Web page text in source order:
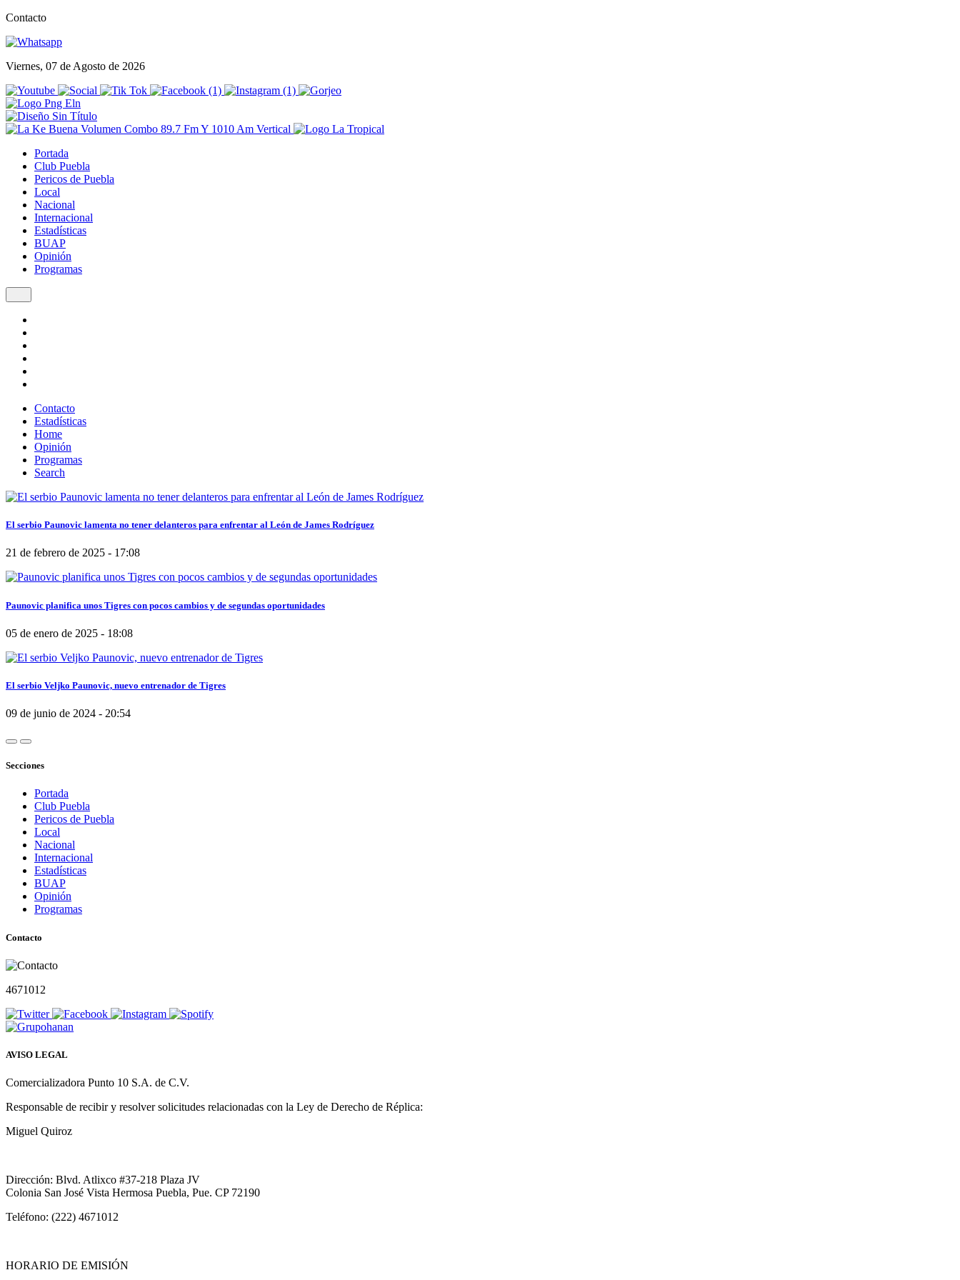
Contacto
Viernes, 07 de Agosto de 2026
Portada
Club Puebla
Pericos de Puebla
Local
Nacional
Internacional
Estadísticas
BUAP
Opinión
Programas
Contacto
Estadísticas
Home
Opinión
Programas
Search
El serbio Paunovic lamenta no tener delanteros para enfrentar al León de James Rodríguez
21 de febrero de 2025 - 17:08
Paunovic planifica unos Tigres con pocos cambios y de segundas oportunidades
05 de enero de 2025 - 18:08
El serbio Veljko Paunovic, nuevo entrenador de Tigres
09 de junio de 2024 - 20:54
Secciones
Portada
Club Puebla
Pericos de Puebla
Local
Nacional
Internacional
Estadísticas
BUAP
Opinión
Programas
Contacto
4671012
AVISO LEGAL
Comercializadora Punto 10 S.A. de C.V.
Responsable de recibir y resolver solicitudes relacionadas con la Ley de Derecho de Réplica:
Miguel Quiroz
Dirección: Blvd. Atlixco #37-218 Plaza JV
Colonia San José Vista Hermosa Puebla, Pue. CP 72190
Teléfono: (222) 4671012
HORARIO DE EMISIÓN